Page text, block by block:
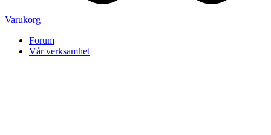
Varukorg
Forum
Vår verksamhet